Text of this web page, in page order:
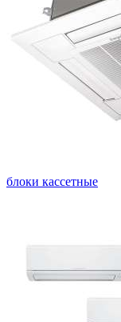
блоки кассетные